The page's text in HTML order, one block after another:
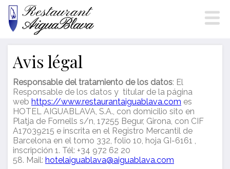
Avis légal
Responsable del tratamiento de los datos: El
Responsable de los datos y titular de la página
web https://www.restaurantaiguablava.com es
HOTEL AIGUABLAVA, S.A., con domicilio sito en
Platja de Fornells s/n, 17255 Begur, Girona, con CIF
A17039215 e inscrita en el Registro Mercantil de
Barcelona en el tomo 332, folio 10, hoja GI-6161 ,
inscripción 1. Tél: +34 972 62 20
58. Mail: hotelaiguablava@aiguablava.com
Modifier les cookies
Technique et Fonctionnel
Toujours actif
Ce site Web utilise ses propres cookies pour collecter des
informations afin d'améliorer nos services. Si vous
continuez à naviguer, vous acceptez leur installation.